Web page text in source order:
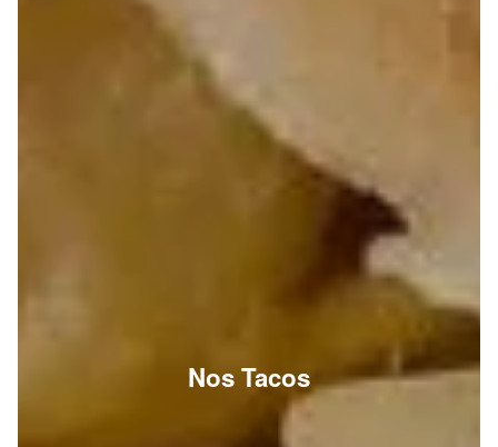
Nos Tacos